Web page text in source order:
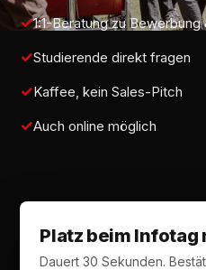
1:1-Beratung zu Bewerbung
Studierende direkt fragen
Kaffee, kein Sales-Pitch
Auch online möglich
Platz beim Infotag
Dauert 30 Sekunden.